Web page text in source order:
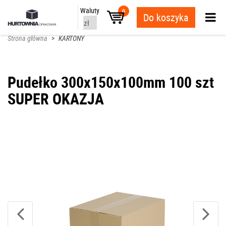
Waluty 0 Do koszyka
Strona główna > KARTONY
Pudełko 300x150x100mm 100 szt
SUPER OKAZJA